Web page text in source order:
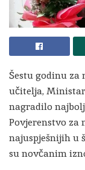
Šestu godinu za
učitelja,
nagradilo
Povjerenstvo za
najuspješnijih u
su novčanim